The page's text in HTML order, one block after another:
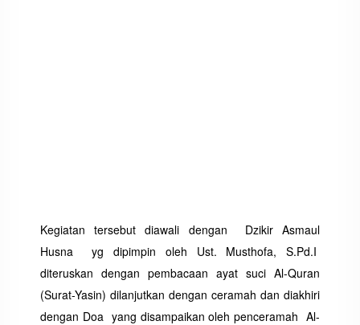
Kegiatan tersebut diawali dengan Dzikir Asmaul
Husna yg dipimpin oleh Ust. Musthofa, S.Pd.I
diteruskan dengan pembacaan ayat suci Al-Quran
(Surat-Yasin) dilanjutkan dengan ceramah dan diakhiri
dengan Doa yang disampaikan oleh penceramah Al-